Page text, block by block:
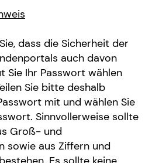
dass die Sicherheit der
auch davon
Sie Ihr Passwort wählen
Sie bitte deshalb
mit und wählen Sie
Sinnvollerweise sollte
Groß- und
sowie aus Ziffern und